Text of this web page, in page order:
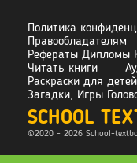
SCHOOL
©2020 - 2026 School-
Политика
Правообладателям
Рефераты Дипломы
Читать книги
Раскраски для детей
Загадки, Игры